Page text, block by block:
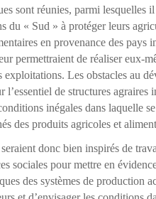
sont réunies, parmi lesquelles
du « Sud » à protéger leurs
en provenance des pays
permettraient de réaliser eux-
exploitations. Les obstacles au
de structures agraires
inégales dans laquelle
des produits agricoles et
donc bien inspirés de
sociales pour mettre en
des systèmes de production